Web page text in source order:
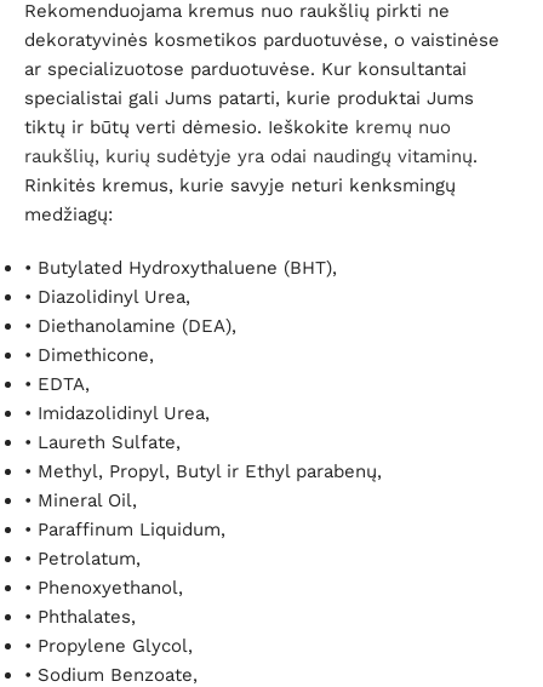
Rekomenduojama kremus nuo raukšlių pirkti ne
dekoratyvinės kosmetikos parduotuvėse, o vaistinėse
ar specializuotose parduotuvėse. Kur konsultantai
specialistai gali Jums patarti, kurie produktai Jums
tiktų ir būtų verti dėmesio. Ieškokite kremų nuo
raukšlių, kurių sudėtyje yra odai naudingų vitaminų.
Rinkitės kremus, kurie savyje neturi kenksmingų
medžiagų:
• Butylated Hydroxythaluene (BHT),
• Diazolidinyl Urea,
• Diethanolamine (DEA),
• Dimethicone,
• EDTA,
• Imidazolidinyl Urea,
• Laureth Sulfate,
• Methyl, Propyl, Butyl ir Ethyl parabenų,
• Mineral Oil,
• Paraffinum Liquidum,
• Petrolatum,
• Phenoxyethanol,
• Phthalates,
• Propylene Glycol,
• Sodium Benzoate,